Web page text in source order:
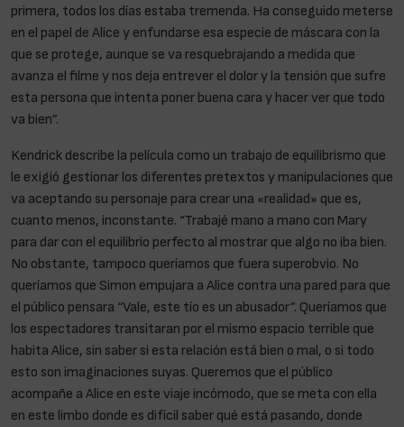
primera, todos los días estaba tremenda. Ha conseguido meterse
en el papel de Alice y enfundarse esa especie de máscara con la
que se protege, aunque se va resquebrajando a medida que
avanza el filme y nos deja entrever el dolor y la tensión que sufre
esta persona que intenta poner buena cara y hacer ver que todo
va bien”.
Kendrick describe la película como un trabajo de equilibrismo que
le exigió gestionar los diferentes pretextos y manipulaciones que
va aceptando su personaje para crear una «realidad» que es,
cuanto menos, inconstante. “Trabajé mano a mano con Mary
para dar con el equilibrio perfecto al mostrar que algo no iba bien.
No obstante, tampoco queríamos que fuera superobvio. No
queríamos que Simon empujara a Alice contra una pared para que
el público pensara “Vale, este tío es un abusador”. Queríamos que
los espectadores transitaran por el mismo espacio terrible que
habita Alice, sin saber si esta relación está bien o mal, o si todo
esto son imaginaciones suyas. Queremos que el público
acompañe a Alice en este viaje incómodo, que se meta con ella
en este limbo donde es difícil saber qué está pasando, donde